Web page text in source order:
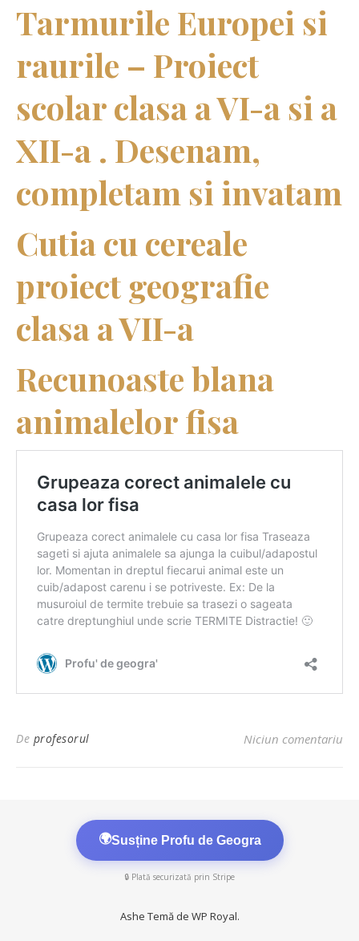
Tarmurile Europei si
raurile – Proiect
scolar clasa a VI-a si a
XII-a . Desenam,
completam si invatam
Cutia cu cereale
proiect geografie
clasa a VII-a
Recunoaste blana
animalelor fisa
De profesorul Niciun comentariu
🌍Susține Profu de Geogra
🔒 Plată securizată prin Stripe
Ashe Temă de WP Royal.